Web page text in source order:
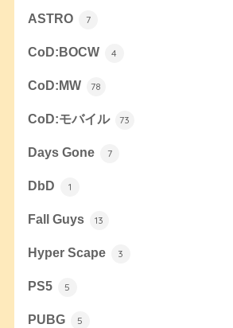
ASTRO 7
CoD:BOCW 4
CoD:MW 78
CoD:モバイル 73
Days Gone 7
DbD 1
Fall Guys 13
Hyper Scape 3
PS5 5
PUBG 5